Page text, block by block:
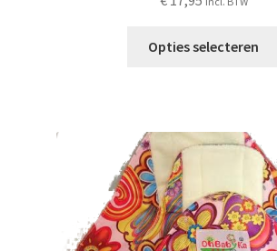
Opties selecteren